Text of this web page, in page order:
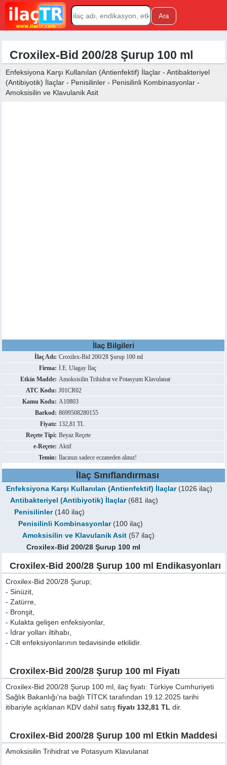
Croxilex-Bid 200/28 Şurup 100 ml
Enfeksiyona Karşı Kullanılan (Antienfektif) İlaçlar - Antibakteriyel
(Antibiyotik) İlaçlar - Penisilinler - Penisilinli Kombinasyonlar -
Amoksisilin ve Klavulanik Asit
İlaç Bilgileri
İlaç Adı: Croxilex-Bid 200/28 Şurup 100 ml
Firma: İ.E. Ulagay İlaç
Etkin Madde: Amoksisilin Trihidrat ve Potasyum Klavulanat
ATC Kodu: J01CR02
Kamu Kodu: A10803
Barkod: 8699508280155
Fiyatı: 132,81 TL
Reçete Tipi: Beyaz Reçete
e-Reçete: Aktif
Temin: İlacınızı sadece eczaneden alınız!
İlaç Sınıflandırması
Enfeksiyona Karşı Kullanılan (Antienfektif) İlaçlar(1026 ilaç)
Antibakteriyel (Antibiyotik) İlaçlar(681 ilaç)
Penisilinler(140 ilaç)
Penisilinli Kombinasyonlar(100 ilaç)
Amoksisilin ve Klavulanik Asit (57 ilaç)
Croxilex-Bid 200/28 Şurup 100 ml
Croxilex-Bid 200/28 Şurup 100 ml Endikasyonları
Croxilex-Bid 200/28 Şurup;
- Sinüzit,
- Zatürre,
- Bronşit,
- Kulakta gelişen enfeksiyonlar,
- İdrar yolları iltihabı,
- Cilt enfeksiyonlarının tedavisinde etkilidir.
Croxilex-Bid 200/28 Şurup 100 ml Fiyatı
Croxilex-Bid 200/28 Şurup 100 ml, ilaç fiyatı: Türkiye Cumhuriyeti
Sağlık Bakanlığı'na bağlı TİTCK tarafından 19.12.2025 tarihi
itibariyle açıklanan KDV dahil satışfiyatı 132,81 TL dir.
Croxilex-Bid 200/28 Şurup 100 ml Etkin Maddesi
Amoksisilin Trihidrat ve Potasyum Klavulanat